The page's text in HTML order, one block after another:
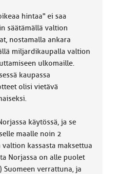
hintaa" ei saa
säätämällä valtion
nostamalla ankara
miljardikaupalla valtion
ulkomaille.
kaupassa
olisi vietävä
käytössä, ja se
maalle noin 2
kassasta maksettua
Norjassa on alle puolet
verrattuna, ja